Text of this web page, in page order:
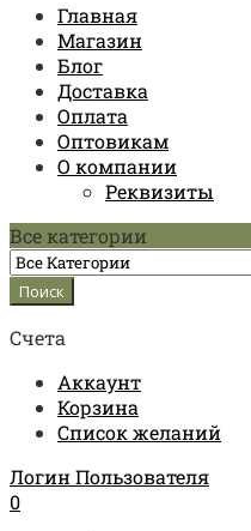
Главная
Магазин
Блог
Доставка
Оплата
Оптовикам
О компании
Реквизиты
Все категории
Счета
Аккаунт
Корзина
Список желаний
Логин Пользователя
0